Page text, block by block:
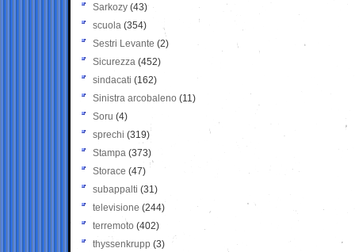
Sarkozy (43)
scuola (354)
Sestri Levante (2)
Sicurezza (452)
sindacati (162)
Sinistra arcobaleno (11)
Soru (4)
sprechi (319)
Stampa (373)
Storace (47)
subappalti (31)
televisione(244)
terremoto (402)
thyssenkrupp (3)